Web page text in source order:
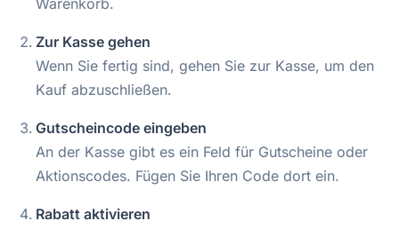
Warenkorb.
Zur Kasse gehen
Wenn Sie fertig sind, gehen Sie zur Kasse, um den
Kauf abzuschließen.
Gutscheincode eingeben
An der Kasse gibt es ein Feld für Gutscheine oder
Aktionscodes. Fügen Sie Ihren Code dort ein.
Rabatt aktivieren